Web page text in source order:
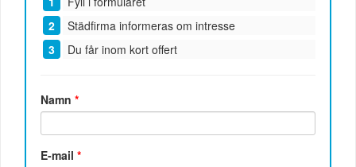
Städfirma informeras om intresse
Du får inom kort offert
Namn*
E-mail*